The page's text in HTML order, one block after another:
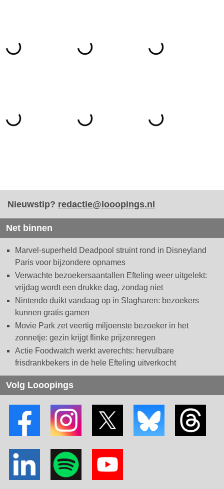
Nieuwstip? redactie@looopings.nl
Net binnen
Marvel-superheld Deadpool struint rond in Disneyland
Paris voor bijzondere opnames
Verwachte bezoekersaantallen Efteling weer uitgelekt:
vrijdag wordt een drukke dag, zondag niet
Nintendo duikt vandaag op in Slagharen: bezoekers
kunnen gratis gamen
Movie Park zet veertig miljoenste bezoeker in het
zonnetje: gezin krijgt flinke prijzenregen
Actie Foodwatch werkt averechts: hervulbare
frisdrankbekers in de hele Efteling uitverkocht
Volg Looopings